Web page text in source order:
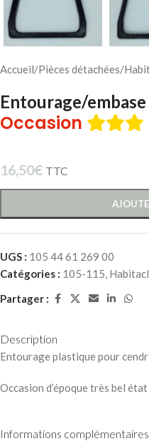
Accueil/Pièces détachées/
Entourage/
Occasion
16,50€ TTC
UGS : 105 44 61 269 00
Catégories : 105-115,
Partager :
Description
Entourage plastique pour
Occasion d’époque très bel état
Informations complémentaires